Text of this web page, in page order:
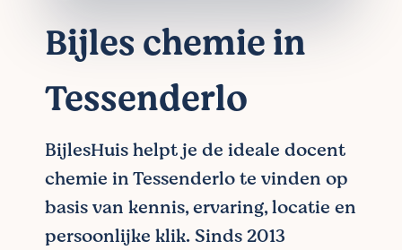
Bijles chemie in
Tessenderlo
BijlesHuis helpt je de ideale docent
chemie in Tessenderlo te vinden op
basis van kennis, ervaring, locatie en
persoonlijke klik. Sinds 2013